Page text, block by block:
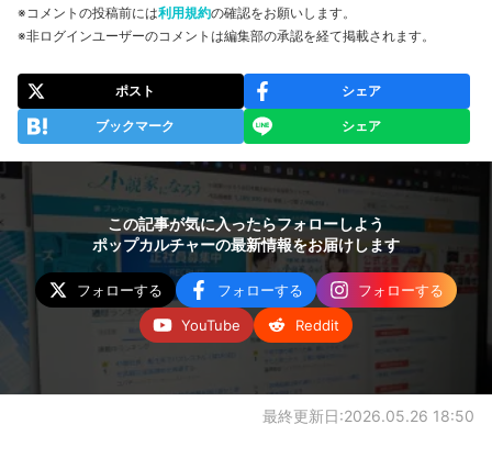
※コメントの投稿前には利用規約の確認をお願いします。
※非ログインユーザーのコメントは編集部の承認を経て掲載されます。
ポスト シェア
ブックマーク シェア
この記事が気に入ったらフォローしよう
ポップカルチャーの最新情報をお届けします
フォローする フォローする
フォローする
YouTube
Reddit
最終更新日:2026.05.26 18:50